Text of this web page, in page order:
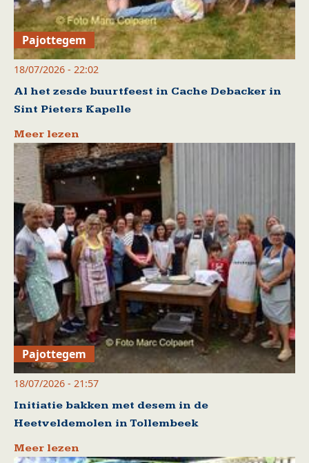
Pajottegem
18/07/2026 - 22:02
Al het zesde buurtfeest in Cache Debacker in
Sint Pieters Kapelle
Meer lezen
Pajottegem
18/07/2026 - 21:57
Initiatie bakken met desem in de
Heetveldemolen in Tollembeek
Meer lezen